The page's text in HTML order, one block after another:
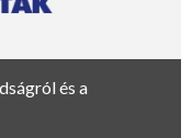
és a